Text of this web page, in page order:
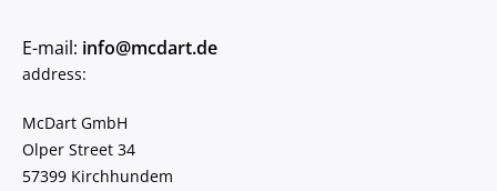
E-mail: info@mcdart.de
address:
McDart GmbH
Olper Street 34
57399 Kirchhundem